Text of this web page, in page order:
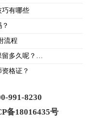
巧有哪些
流程
留多久呢？…
格证？
991-8230
备18016435号